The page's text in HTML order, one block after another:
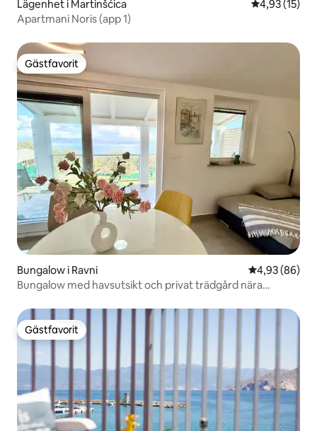
Lägenhet i Martinšćica 4,93 av 5 i
4,93 (15)
Apartmani Noris (app 1)
Gästfavorit
Gästfavorit
Bungalow i Ravni 4,93 av 5 i
4,93 (86)
Bungalow med havsutsikt och privat trädgård nära
Gästfavorit
Gästfavorit